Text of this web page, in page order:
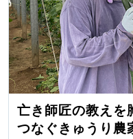
亡き師匠の教えを
つなぐきゅうり農